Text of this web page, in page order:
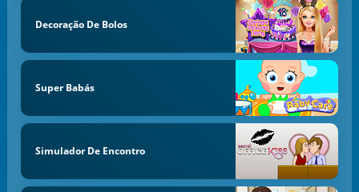
Decoração De Bolos
Super Babás
Simulador De Encontro